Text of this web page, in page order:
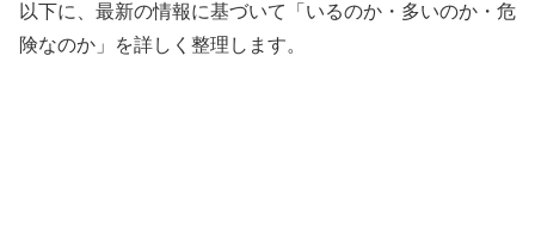
以下に、最新の情報に基づいて「いるのか・多いのか・危
険なのか」を詳しく整理します。